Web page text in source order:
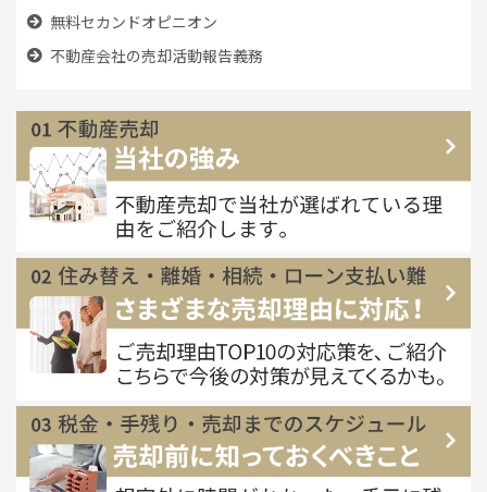
無料セカンドオピニオン
不動産会社の売却活動報告義務